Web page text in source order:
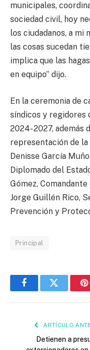
municipales,
sociedad civil, hoy
los ciudadanos, a mi
las cosas sucedan
implica que las
en equipo” dijo.
En la ceremonia de
síndicos y regidores
2024- 2027, además
representación de la
Denisse García
Diplomado del
Gómez,
Jorge Guillén Rico,
Prevención y
Principal
FacebookTwitter
ARTÍCULO
Detienen a